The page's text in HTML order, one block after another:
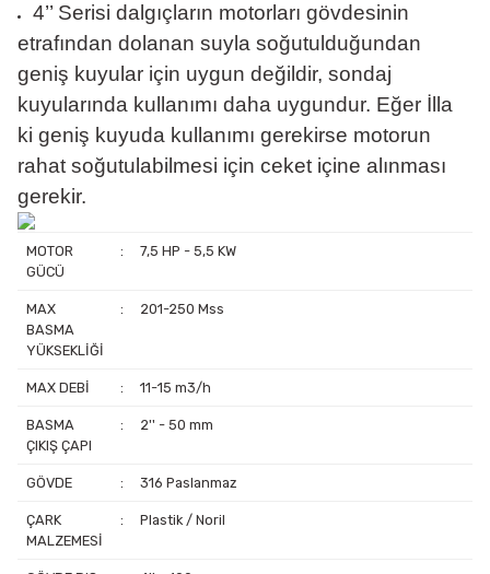
4’’ Serisi dalgıçların motorları gövdesinin
etrafından dolanan suyla soğutulduğundan
geniş kuyular için uygun değildir, sondaj
kuyularında kullanımı daha uygundur. Eğer İlla
ki geniş kuyuda kullanımı gerekirse motorun
rahat soğutulabilmesi için ceket içine alınması
gerekir.
MOTOR
GÜCÜ
: 7,5 HP - 5,5 KW
MAX
BASMA
YÜKSEKLİĞİ
: 201-250 Mss
MAX DEBİ : 11-15 m3/h
BASMA
ÇIKIŞ ÇAPI
: 2'' - 50 mm
GÖVDE : 316 Paslanmaz
ÇARK
MALZEMESİ
: Plastik / Noril